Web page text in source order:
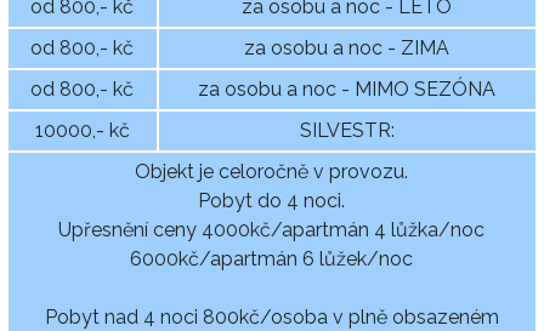
od 800,- kč
za osobu a noc - LÉTO
od 800,- kč
za osobu a noc - ZIMA
od 800,- kč
za osobu a noc - MIMO SEZÓNA
10000,- kč
SILVESTR:
Objekt je celoročně v provozu.
Pobyt do 4 noci.
Upřesnění ceny 4000kč/apartmán 4 lůžka/noc
6000kč/apartmán 6 lůžek/noc
Pobyt nad 4 noci 800kč/osoba v plně obsazeném